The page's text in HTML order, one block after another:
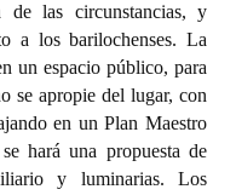
de las circunstancias, y
a los barilochenses. La
un espacio público, para
se apropie del lugar, con
en un Plan Maestro
hará una propuesta de
y luminarias. Los